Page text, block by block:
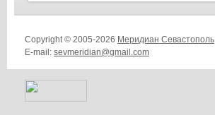
Copyright © 2005-2026 Меридиан Севастополь
E-mail: sevmeridian@gmail.com